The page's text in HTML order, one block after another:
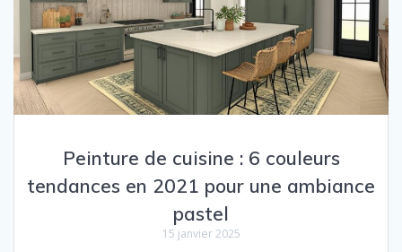
Peinture de cuisine : 6 couleurs
tendances en 2021 pour une ambiance
pastel
15 janvier 2025